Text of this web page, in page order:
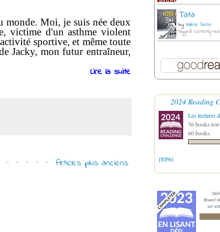
monde. Moi, je suis née deux
victime d'un asthme violent
sportive, et même toute
Jacky, mon futur entraîneur,
Lire la suite
Articles plus anciens
Tata
by Valérie Perrin
tagged: currently-
2024 Reading
Les lectures
56 books
60 books.
(93%)